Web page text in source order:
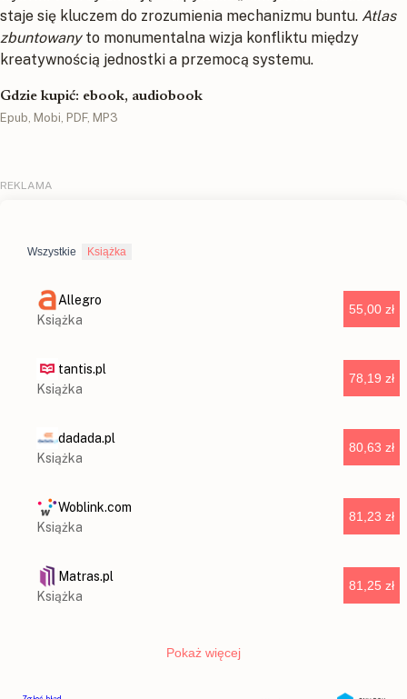
staje się kluczem do zrozumienia mechanizmu buntu. Atlas
zbuntowanyto monumentalna wizja konfliktu między
kreatywnością jednostki a przemocą systemu.
Gdzie kupić: ebook, audiobook
Epub, Mobi, PDF, MP3